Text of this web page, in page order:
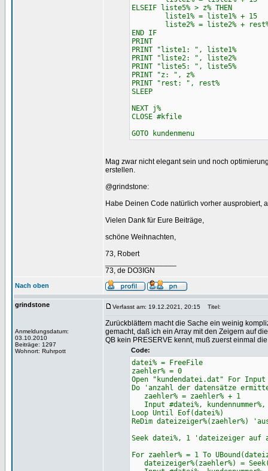
ELSEIF liste5% > z% THEN
liste1% = liste1% + 15
liste2% = liste2% +
END IF
PRINT
PRINT "liste1: ", liste1%
PRINT "liste2: ", liste2%
PRINT "liste5: ", liste5%
PRINT "z: ", z%
PRINT "rest: ", rest%
SLEEP
NEXT j%
CLOSE #kfile
GOTO kundenmenu
Mag zwar nicht elegant sein und noch
erstellen.
@grindstone:
Habe Deinen Code natürlich vorher ausprobiert,
Vielen Dank für Eure Beiträge,
schöne Weihnachten,
73, Robert
73, de DO3IGN
Nach oben
grindstone
Anmeldungsdatum:
03.10.2010
Beiträge: 1297
Wohnort: Ruhrpott
Verfasst am: 19.12.2021, 20:15 Titel:
Zurückblättern macht die Sache ein weinig
gemacht, daß ich ein Array mit den Zeigern auf
QB kein PRESERVE kennt, muß zuerst einmal
Code:
datei% = FreeFile
zaehler% = 0
Open "kundendatei.dat" For Input
Do 'anzahl der datensätze
zaehler% = zaehler% + 1
Input #datei%, kundennummer%,
Loop Until Eof(datei%)
ReDim dateizeiger%(zaehler%)
Seek datei%, 1 'dateizeiger auf
For zaehler% = 1 To
dateizeiger%(zaehler%) =